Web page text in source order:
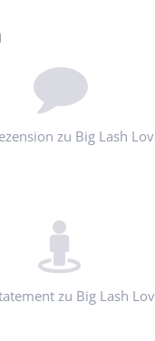
zu Big Lash
zu Big Lash